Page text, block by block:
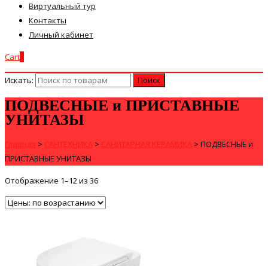
Виртуальный тур
Контакты
Личный кабинет
Cart
Искать:
ПОДВЕСНЫЕ и ПРИСТАВНЫЕ
УНИТАЗЫ
Главная > САНТЕХНИКА > САНИТАРНАЯ КЕРАМИКА > ПОДВЕСНЫЕ и
ПРИСТАВНЫЕ УНИТАЗЫ
Отображение 1–12 из 36